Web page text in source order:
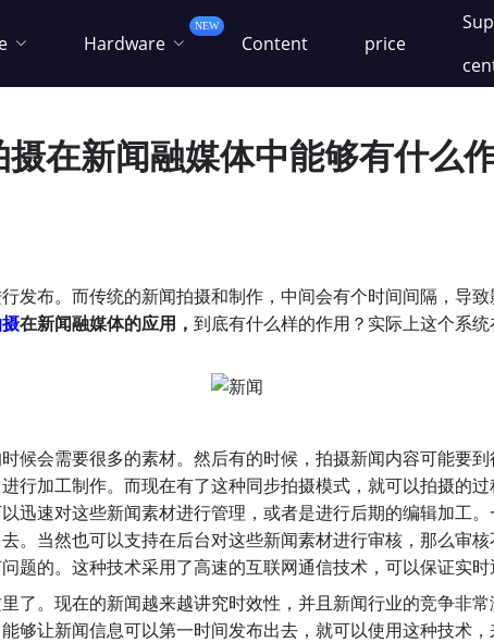
Hardware
NEW
Content price
摄在新闻融媒体中能够有什么
发布。而传统的新闻拍摄和制作，中间会有个时间间隔，导
在新闻融媒体的应用 ， 到底有什么样的作用？实际上这个系
候会需要很多的素材。然后有的时候，拍摄新闻内容可能要
行加工制作。而现在有了这种同步拍摄模式，就可以拍摄的
迅速对这些新闻素材进行管理，或者是进行后期的编辑加工
。当然也可以支持在后台对这些新闻素材进行审核，那么审
题的。这种技术采用了高速的互联网通信技术，可以保证实时
了。现在的新闻越来越讲究时效性，并且新闻行业的竞争非
够让新闻信息可以第一时间发布出去，就可以使用这种技术